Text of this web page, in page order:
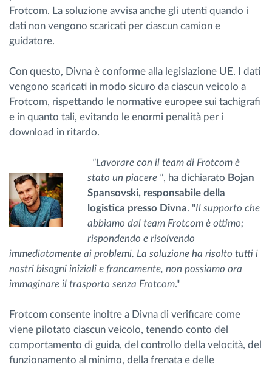
Frotcom. La soluzione avvisa anche gli utenti quando i
dati non vengono scaricati per ciascun camion e
guidatore.
Con questo, Divna è conforme alla legislazione UE. I dati
vengono scaricati in modo sicuro da ciascun veicolo a
Frotcom, rispettando le normative europee sui tachigrafi
e in quanto tali, evitando le enormi penalità per i
download in ritardo.
"Lavorare con il team di Frotcom è
stato un piacere ", ha dichiarato Bojan
Spansovski, responsabile della
logistica presso Divna. "Il supporto che
abbiamo dal team Frotcom è ottimo;
rispondendo e risolvendo
immediatamente ai problemi. La soluzione ha risolto tutti i
nostri bisogni iniziali e francamente, non possiamo ora
immaginare il trasporto senza Frotcom."
Frotcom consente inoltre a Divna di verificare come
viene pilotato ciascun veicolo, tenendo conto del
comportamento di guida, del controllo della velocità, del
funzionamento al minimo, della frenata e delle